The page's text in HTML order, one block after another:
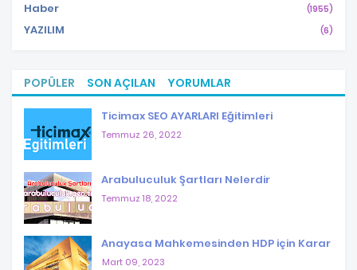
Haber (1955)
YAZILIM (6)
POPÜLER SON AÇILAN YORUMLAR
Ticimax SEO AYARLARI Eğitimleri
Temmuz 26, 2022
Arabuluculuk Şartları Nelerdir
Temmuz 18, 2022
Anayasa Mahkemesinden HDP için Karar
Mart 09, 2023